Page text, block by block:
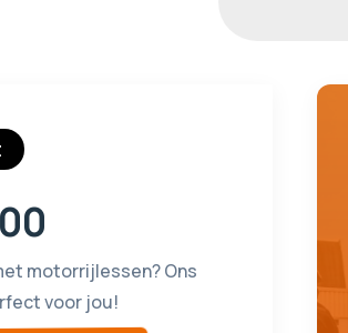
motorrijlessen? Ons
voor jou!